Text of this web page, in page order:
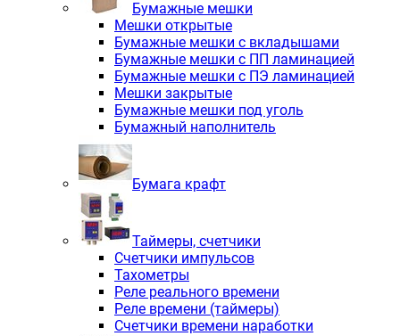
Бумажные мешки
Мешки открытые
Бумажные мешки с вкладышами
Бумажные мешки с ПП ламинацией
Бумажные мешки с ПЭ ламинацией
Мешки закрытые
Бумажные мешки под уголь
Бумажный наполнитель
Бумага крафт
Таймеры, счетчики
Счетчики импульсов
Тахометры
Реле реального времени
Реле времени (таймеры)
Счетчики времени наработки